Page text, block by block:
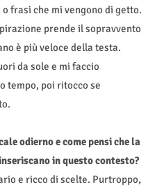
frasi che mi vengono di getto.
prende il sopravvento
è più veloce della testa.
da sole e mi faccio
tempo, poi ritocco se
odierno e come pensi che la
in questo contesto?
e ricco di scelte. Purtroppo,